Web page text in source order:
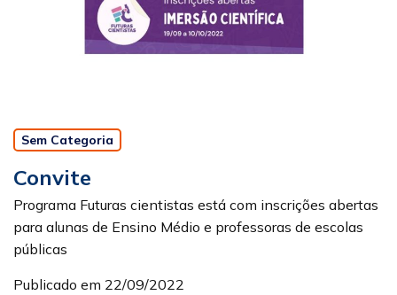
Sem Categoria
Convite
Programa Futuras cientistas está com inscrições abertas
para alunas de Ensino Médio e professoras de escolas
públicas
Publicado em 22/09/2022